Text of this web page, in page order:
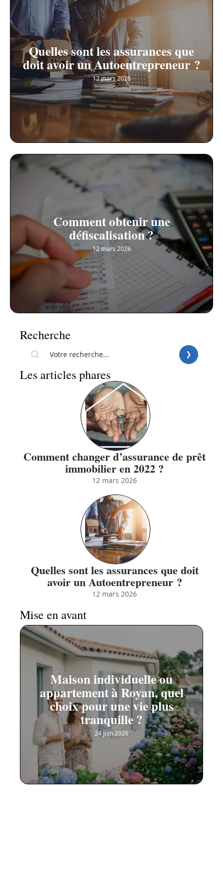
Quelles sont les assurances que
doit avoir un Autoentrepreneur ?
12 mars 2026
Comment obtenir une
défiscalisation ?
12 mars 2026
Recherche
Les articles phares
Comment changer d’assurance de prêt
immobilier en 2022 ?
12 mars 2026
Quelles sont les assurances que doit
avoir un Autoentrepreneur ?
12 mars 2026
Mise en avant
Maison individuelle ou
appartement à Royan, quel
choix pour une vie plus
tranquille ?
24 juin 2026